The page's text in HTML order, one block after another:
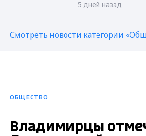
5 дней назад
Смотреть новости категории
ОБЩЕСТВО
Владимирцы